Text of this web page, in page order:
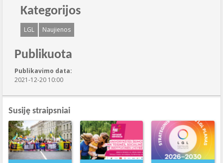
Kategorijos
LGL Naujienos
Publikuota
Publikavimo data:
2021-12-20 10:00
Susiję straipsniai